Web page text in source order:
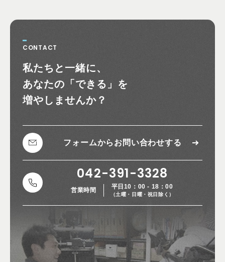
CONTACT
私たちと一緒に、
あなたの 「できる」を
増やしませんか？
フォームから お問い合わせする
042-391-3328
営業時間
平日10：00 - 18：00
（土曜・日曜・祝日除く）